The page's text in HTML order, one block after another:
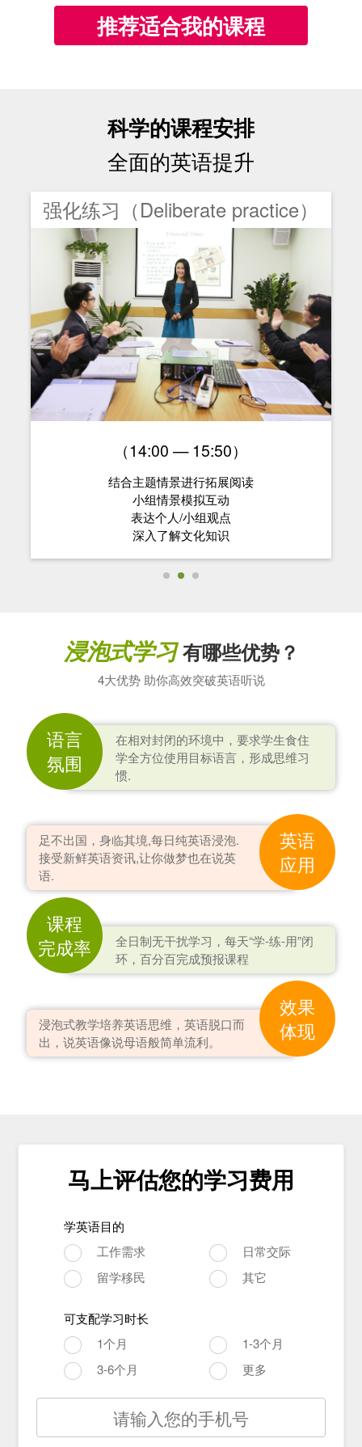
推荐适合我的课程
科学的课程安排
全面的英语提升
强化练习（Deliberate practice）
（14:00 — 15:50）
结合主题情景进行拓展阅读
小组情景模拟互动
表达个人/小组观点
深入了解文化知识
浸泡式学习有哪些优势？
4大优势 助你高效突破英语听说
语言
氛围
在相对封闭的环境中，要求学生食住
学全方位使用目标语言，形成思维习
惯.
英语
应用
足不出国，身临其境,每日纯英语浸泡.
接受新鲜英语资讯,让你做梦也在说英
语.
课程
完成率
全日制无干扰学习，每天“学-练-用”闭
环，百分百完成预报课程
效果
体现
浸泡式教学培养英语思维，英语脱口而
出，说英语像说母语般简单流利。
马上评估您的学习费用
学英语目的
工作需求
日常交际
留学移民
其它
可支配学习时长
1个月
1-3个月
3-6个月
更多